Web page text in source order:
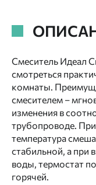
Смеситель Идеал
смотреться
комнаты.
смесителем –
изменения в
трубопроводе.
температура
стабильной, а при
воды, термостат
горячей.